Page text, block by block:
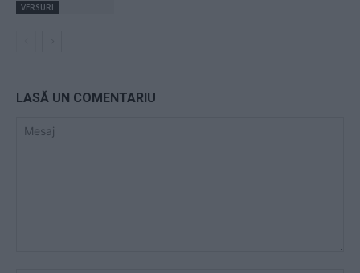
VERSURI
LASĂ UN COMENTARIU